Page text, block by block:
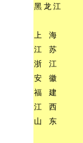
黑 龙 江
上
海
江
苏
浙
江
安
徽
福
建
江
西
山
东